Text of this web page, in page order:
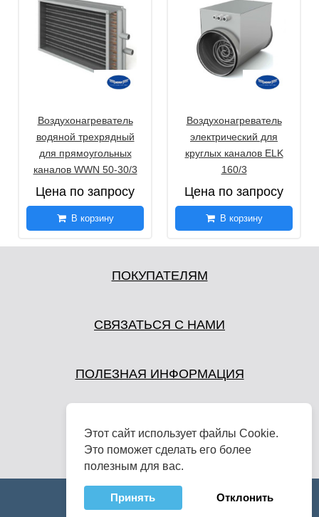
Воздухонагреватель
водяной трехрядный
для прямоугольных
каналов WWN 50-30/3
Цена по запросу
В корзину
Воздухонагреватель
электрический для
круглых каналов ELK
160/3
Цена по запросу
В корзину
ПОКУПАТЕЛЯМ
СВЯЗАТЬСЯ С НАМИ
ПОЛЕЗНАЯ ИНФОРМАЦИЯ
Этот сайт использует файлы Cookie.
Это поможет сделать его более
полезным для вас.
Принять Отклонить